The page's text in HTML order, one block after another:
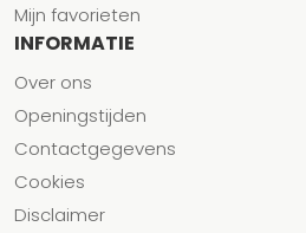
Mijn favorieten
INFORMATIE
Over ons
Openingstijden
Contactgegevens
Cookies
Disclaimer